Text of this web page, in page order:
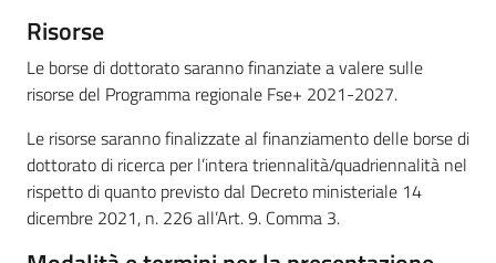
Risorse
Le borse di dottorato saranno finanziate a valere sulle
risorse del Programma regionale Fse+ 2021-2027.
Le risorse saranno finalizzate al finanziamento delle borse di
dottorato di ricerca per l’intera triennalità/quadriennalità nel
rispetto di quanto previsto dal Decreto ministeriale 14
dicembre 2021, n. 226 all’Art. 9. Comma 3.